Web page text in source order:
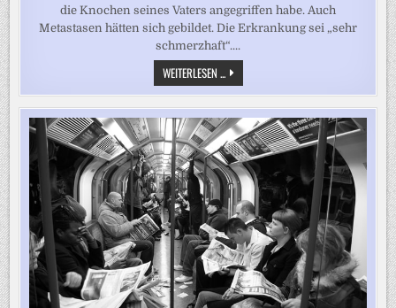
die Knochen seines Vaters angegriffen habe. Auch
Metastasen hätten sich gebildet. Die Erkrankung sei „sehr
schmerzhaft“....
WEITERLESEN ... „DER
KREBS
HAT
SICH
AUSGEBREITET“
–
BIDENS
SOHN
SPRICHT
ÜBER
DIE
ERKRANKUNG
SEINES
VATERS